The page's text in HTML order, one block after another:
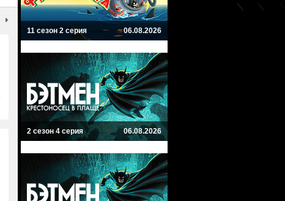
11 сезон 2 серия 06.08.2026
2 сезон 4 серия 06.08.2026